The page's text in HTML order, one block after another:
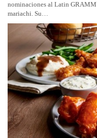
nominaciones al Latin
mariachi. Su…